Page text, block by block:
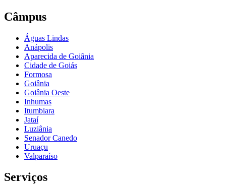
Câmpus
Águas Lindas
Anápolis
Aparecida de Goiânia
Cidade de Goiás
Formosa
Goiânia
Goiânia Oeste
Inhumas
Itumbiara
Jataí
Luziânia
Senador Canedo
Uruaçu
Valparaíso
Serviços